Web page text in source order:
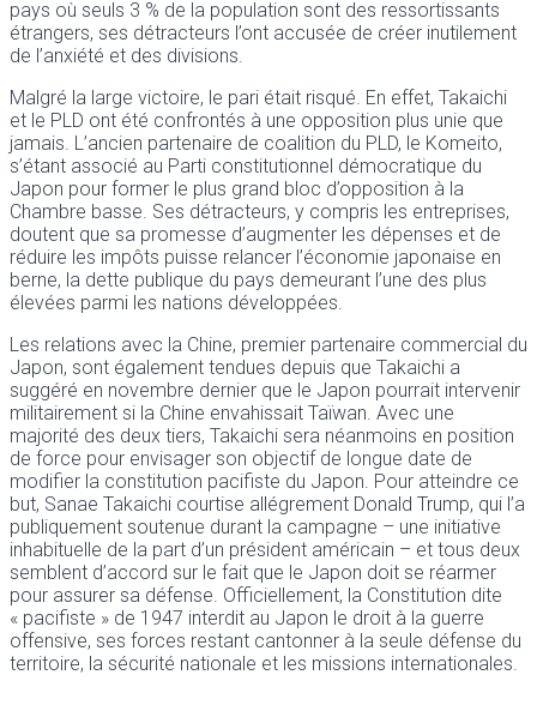
pays où seuls 3 % de la population sont des ressortissants
étrangers, ses détracteurs l’ont accusée de créer inutilement
de l’anxiété et des divisions.
Malgré la large victoire, le pari était risqué. En effet, Takaichi
et le PLD ont été confrontés à une opposition plus unie que
jamais. L’ancien partenaire de coalition du PLD, le Komeito,
s’étant associé au Parti constitutionnel démocratique du
Japon pour former le plus grand bloc d’opposition à la
Chambre basse. Ses détracteurs, y compris les entreprises,
doutent que sa promesse d’augmenter les dépenses et de
réduire les impôts puisse relancer l’économie japonaise en
berne, la dette publique du pays demeurant l’une des plus
élevées parmi les nations développées.
Les relations avec la Chine, premier partenaire commercial du
Japon, sont également tendues depuis que Takaichi a
suggéré en novembre dernier que le Japon pourrait intervenir
militairement si la Chine envahissait Taïwan. Avec une
majorité des deux tiers, Takaichi sera néanmoins en position
de force pour envisager son objectif de longue date de
modifier la constitution pacifiste du Japon. Pour atteindre ce
but, Sanae Takaichi courtise allégrement Donald Trump, qui l’a
publiquement soutenue durant la campagne – une initiative
inhabituelle de la part d’un président américain – et tous deux
semblent d’accord sur le fait que le Japon doit se réarmer
pour assurer sa défense. Officiellement, la Constitution dite
« pacifiste » de 1947 interdit au Japon le droit à la guerre
offensive, ses forces restant cantonner à la seule défense du
territoire, la sécurité nationale et les missions internationales.